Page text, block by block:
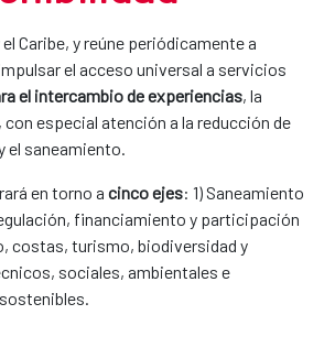
Caribe, y reúne periódicamente a
el acceso universal a servicios
el intercambio de experiencias, la
especial atención a la reducción de
el saneamiento.
en torno a cinco ejes: 1) Saneamiento
financiamiento y participación
costas, turismo, biodiversidad y
sociales, ambientales e